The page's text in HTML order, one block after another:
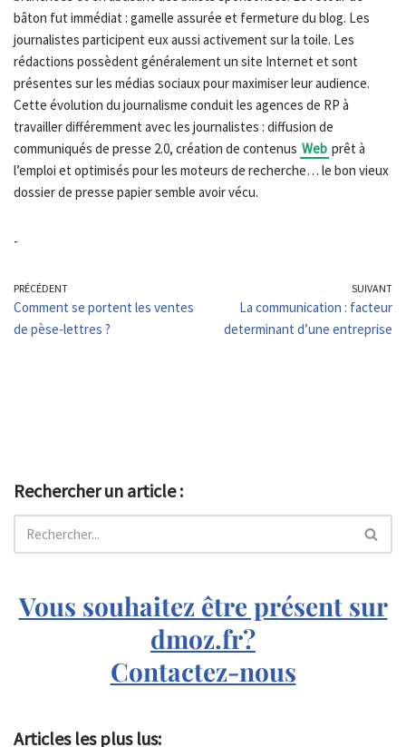
bâton fut immédiat : gamelle assurée et fermeture du blog. Les
journalistes participent eux aussi activement sur la toile. Les
rédactions possèdent généralement un site Internet et sont
présentes sur les médias sociaux pour maximiser leur audience.
Cette évolution du journalisme conduit les agences de RP à
travailler différemment avec les journalistes : diffusion de
communiqués de presse 2.0, création de contenus Web prêt à
l’emploi et optimisés pour les moteurs de recherche… le bon vieux
dossier de presse papier semble avoir vécu.
-
PRÉCÉDENT
Comment se portent les ventes
de pèse-lettres ?
SUIVANT
La communication : facteur
determinant d’une entreprise
Rechercher un article :
Vous souhaitez être présent sur
dmoz.fr?
Contactez-nous
Articles les plus lus: